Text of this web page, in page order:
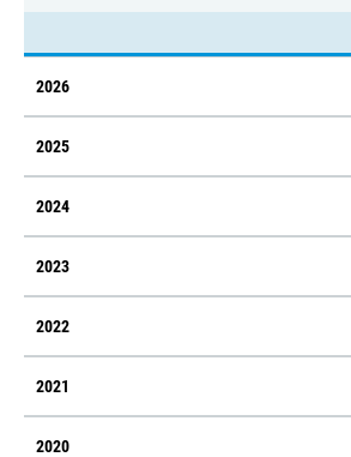
2026
2025
2024
2023
2022
2021
2020